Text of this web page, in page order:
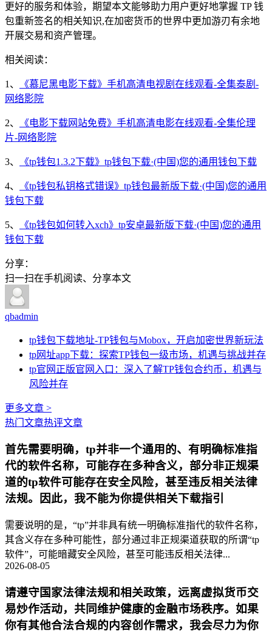
更好的服务和体验，期望本文能够助力用户更好地掌握 TP 钱
包重新签名的相关知识,在加密货币的世界中更加游刃有余地
开展交易和资产管理。
相关阅读：
1、
《慕尼黑电影下载》手机高清电视剧在线观看-全集泰剧-
网络影院
2、
《电影下载网站免费》手机高清电影在线观看-全集伦理
片-网络影院
3、 《tp钱包1.3.2下载》tp钱包下载·(中国)您的通用钱包下载
4、
《tp钱包私钥格式错误》tp钱包最新版下载·(中国)您的通用
钱包下载
5、
《tp钱包如何转入xch》tp安卓最新版下载·(中国)您的通用
钱包下载
分享：
扫一扫在手机阅读、分享本文
qbadmin
tp钱包下载地址-TP钱包与Mobox，开启加密世界新玩法
tp网址app下载：探索TP钱包一级市场，机遇与挑战并存
tp官网正版官网入口：深入了解TP钱包合约币，机遇与
风险并存
更多文章 >
热门文章热评文章
首先需要明确，tp并非一个通用的、有明确标准指
代的软件名称，可能存在多种含义，部分非正规渠
道的tp软件可能存在安全风险，甚至违反相关法律
法规。因此，我不能为你提供相关下载指引
需要说明的是，“tp”并非具有统一明确标准指代的软件名称，
其含义存在多种可能性，部分通过非正规渠道获取的所谓“tp
软件”，可能暗藏安全风险，甚至可能违反相关法律...
2026-08-05
请遵守国家法律法规和相关政策，远离虚拟货币交
易炒作活动，共同维护健康的金融市场秩序。如果
你有其他合法合规的内容创作需求，我会尽力为你